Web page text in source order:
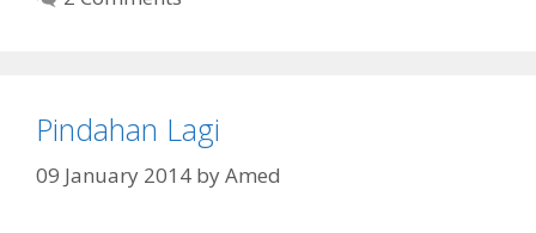
Pindahan Lagi
09 January 2014 byAmed